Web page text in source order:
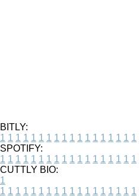
BITLY:
1 1 1 1 1 1 1 1 1 1 1 1 1 1 1 1 1 1
SPOTIFY:
1 1 1 1 1 1 1 1 1 1 1 1 1 1 1 1 1 1
CUTTLY BIO:
1
1 1 1 1 1 1 1 1 1 1 1 1 1 1 1 1 1 1